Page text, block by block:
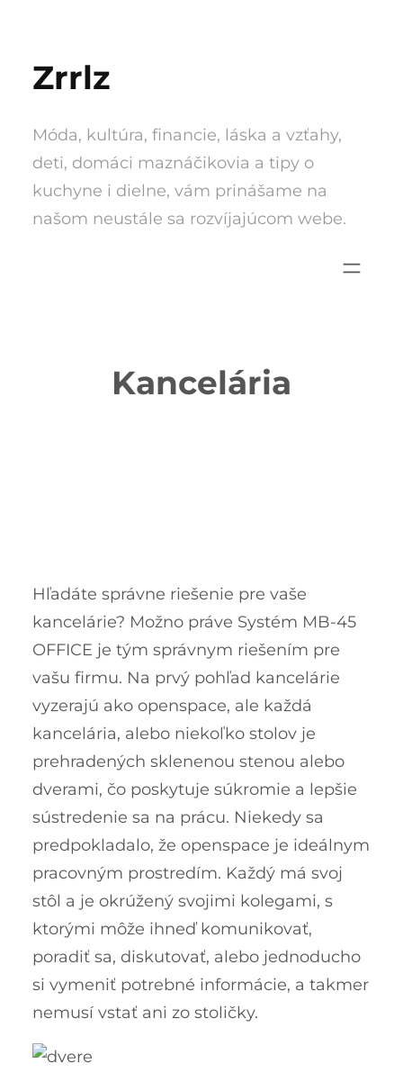
content
Zrrlz
Móda, kultúra, financie, láska a vzťahy,
deti, domáci maznáčikovia a tipy o
kuchyne i dielne, vám prinášame na
našom neustále sa rozvíjajúcom webe.
Kancelária
Hľadáte správne riešenie pre vaše
kancelárie? Možno práve Systém MB-45
OFFICE je tým správnym riešením pre
vašu firmu. Na prvý pohľad kancelárie
vyzerajú ako openspace, ale každá
kancelária, alebo niekoľko stolov je
prehradených sklenenou stenou alebo
dverami, čo poskytuje súkromie a lepšie
sústredenie sa na prácu. Niekedy sa
predpokladalo, že openspace je ideálnym
pracovným prostredím. Každý má svoj
stôl a je okrúžený svojimi kolegami, s
ktorými môže ihneď komunikovať,
poradiť sa, diskutovať, alebo jednoducho
si vymeniť potrebné informácie, a takmer
nemusí vstať ani zo stoličky.